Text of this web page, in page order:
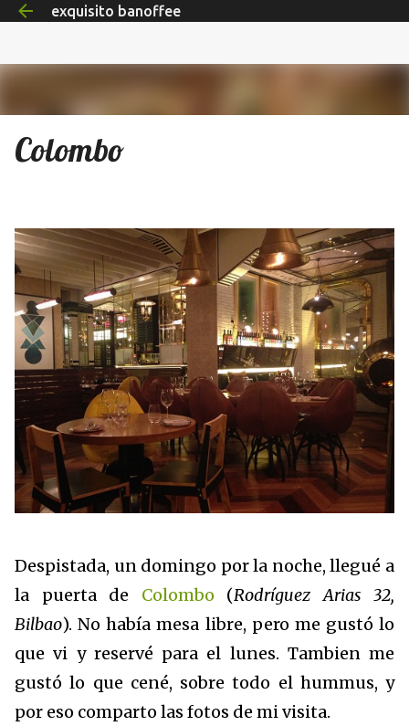
Ir al contenido principal
exquisito banoffee
Colombo
Despistada, un domingo por la noche, llegué a
la puerta de Colombo (Rodríguez Arias 32,
Bilbao). No había mesa libre, pero me gustó lo
que vi y reservé para el lunes. Tambien me
gustó lo que cené, sobre todo el hummus, y
por eso comparto las fotos de mi visita.